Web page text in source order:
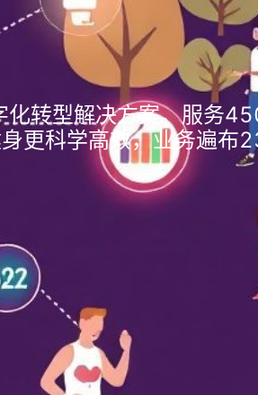
化转型解决方案。服务
更科学高效，业务遍布